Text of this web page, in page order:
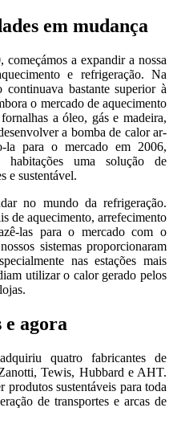
em mudança
a expandir a nossa
e refrigeração. Na
bastante superior à
o mercado de aquecimento
a óleo, gás e madeira,
a bomba de calor ar-
la para o mercado em 2006,
habitações uma solução de
e sustentável.
no mundo da refrigeração.
de aquecimento, arrefecimento
las para o mercado com o
sistemas proporcionaram
nas estações mais
utilizar o calor gerado pelos
agora
quatro fabricantes de
Tewis, Hubbard e AHT.
produtos sustentáveis para toda
de transportes e arcas de